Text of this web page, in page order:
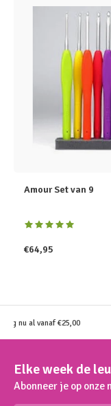
Amour Set van 9
€64,95
nu al vanaf €25,00
Elke week de
Abonneer je op onze